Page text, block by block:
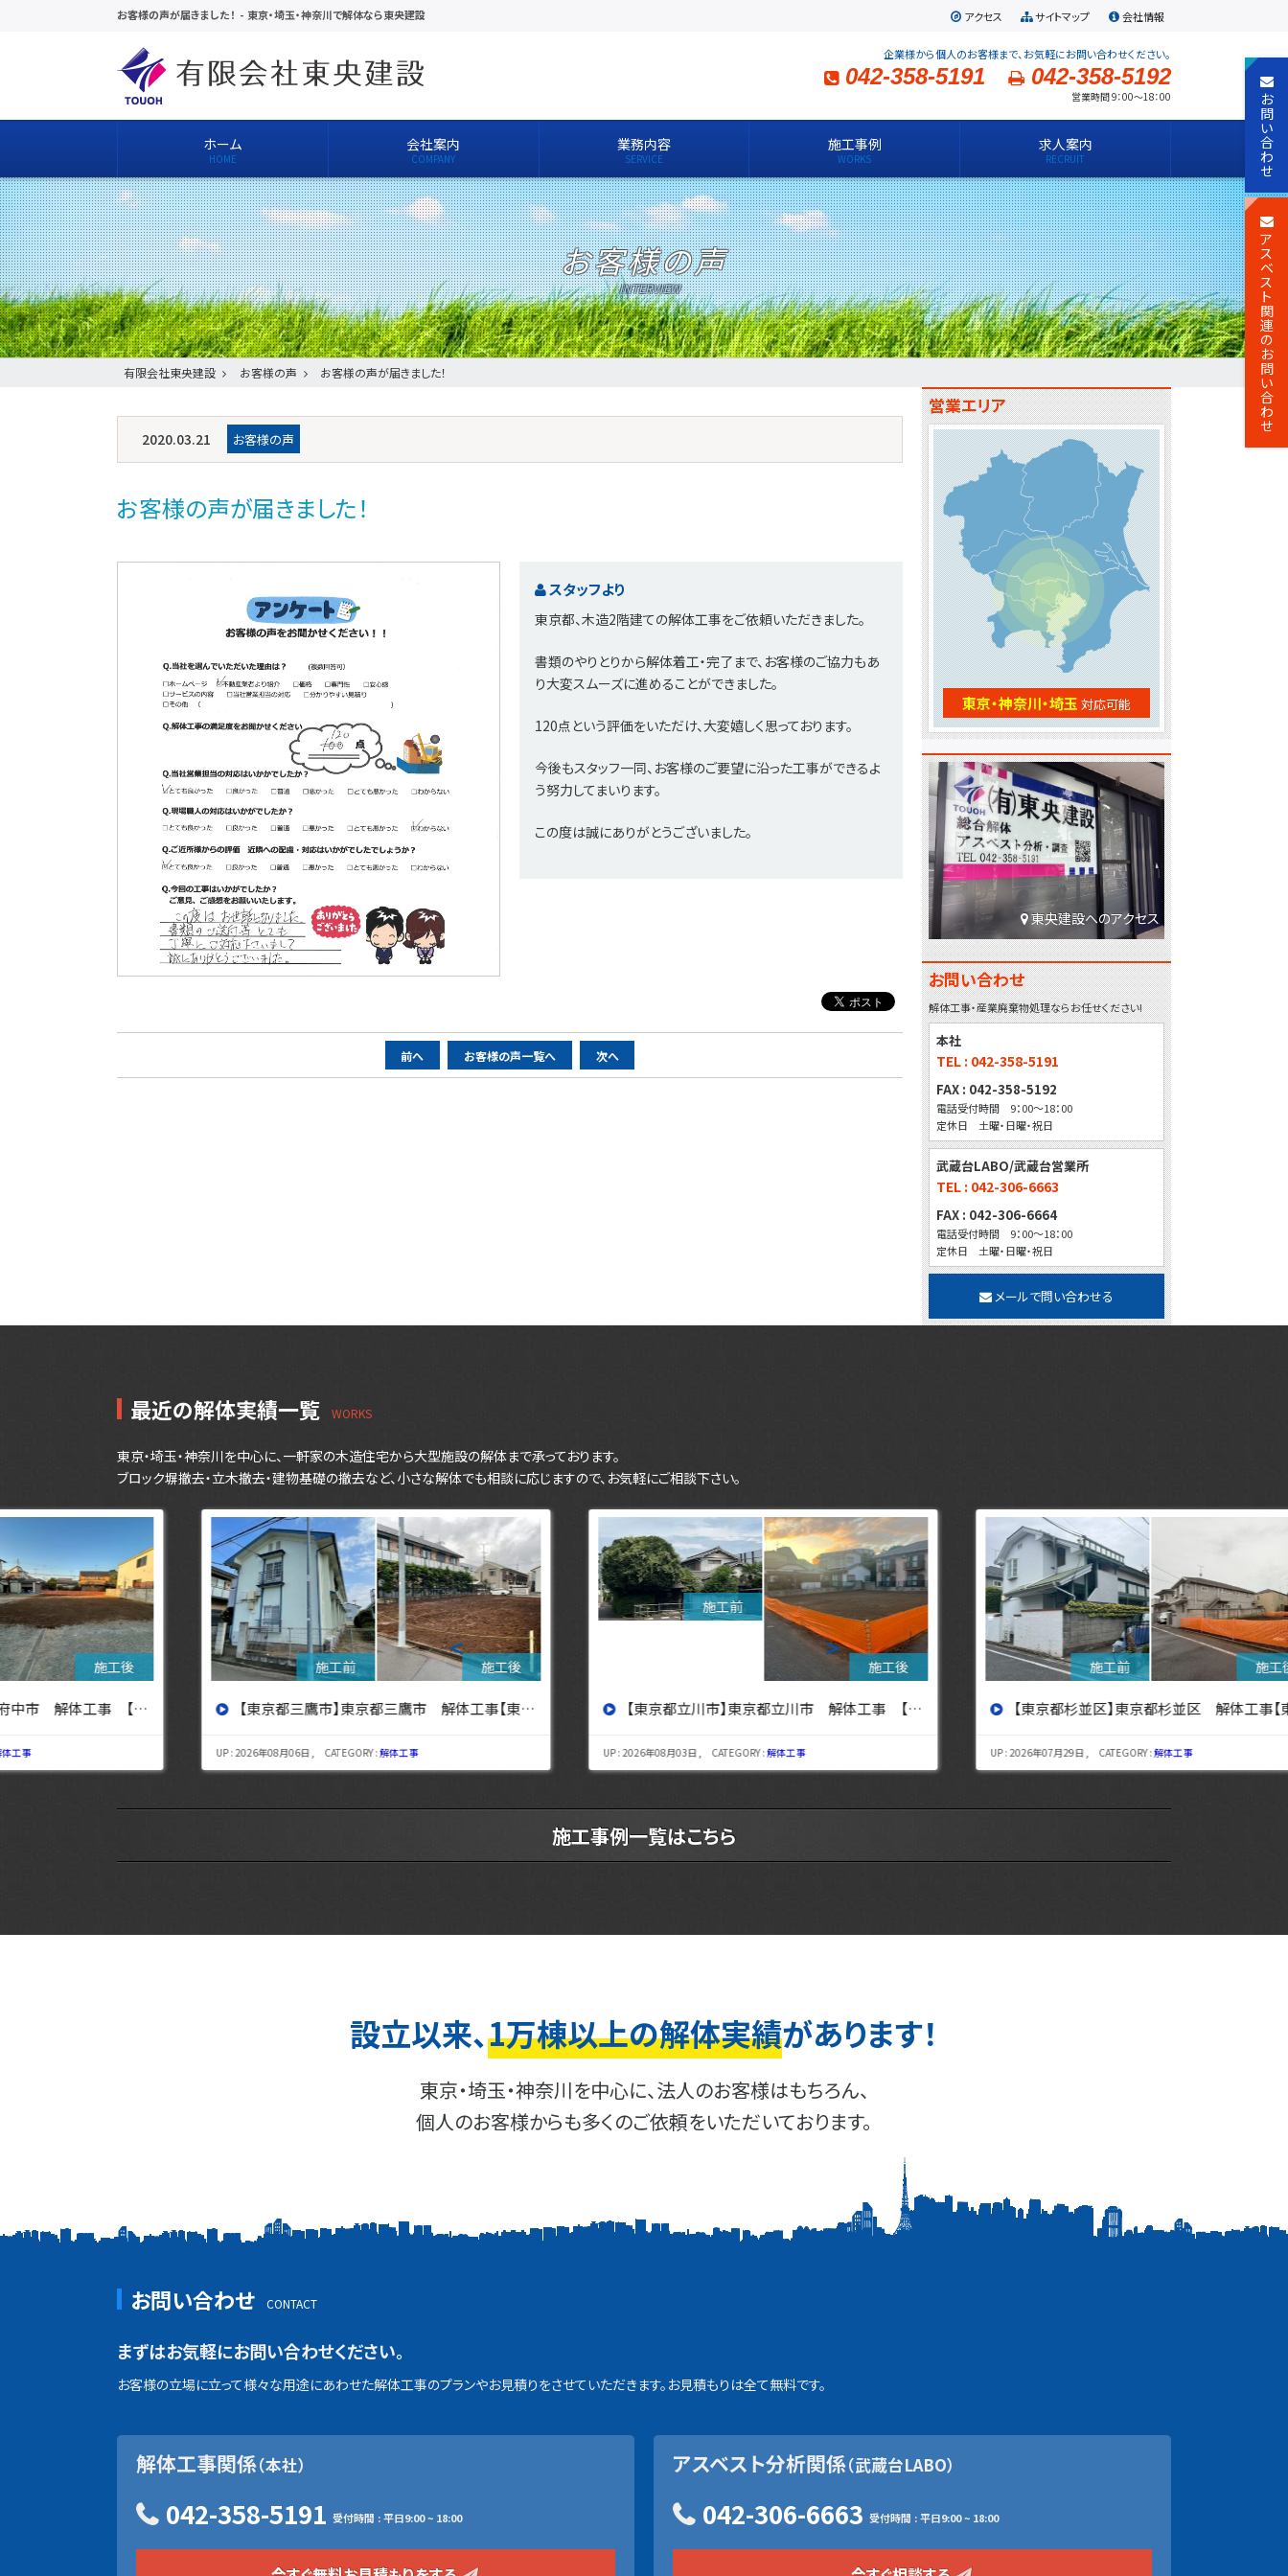
お客様の声が届きました！ - 東京・埼玉・神奈川で解体なら東央建設 アクセス サイトマップ 会社情報
企業様から個人のお客様まで、お気軽にお問い合わせください。
042-358-5191 042-358-5192
営業時間 9：00～18：00
ホーム 会社案内 業務内容 施工事例 求人案内
お客様の声
有限会社東央建設 お客様の声 お客様の声が届きました！
2020.03.21 お客様の声
お客様の声が届きました！
スタッフより
東京都、木造2階建ての解体工事をご依頼いただきました。
書類のやりとりから解体着工・完了まで、お客様のご協力もあ
り大変スムーズに進めることができました。
120点という評価をいただけ、大変嬉しく思っております。
今後もスタッフ一同、お客様のご要望に沿った工事ができるよ
う努力してまいります。
この度は誠にありがとうございました。
ー
前へ お客様の声一覧へ 次へ
営業エリア
東京・神奈川・埼玉 対応可能
東央建設へのアクセス
お問い合わせ
解体工事・産業廃棄物処理ならお任せください!
本社
TEL : 042-358-5191
FAX : 042-358-5192
電話受付時間 9：00～18：00
定休日 土曜・日曜・祝日
武蔵台LABO/武蔵台営業所
TEL : 042-306-6663
FAX : 042-306-6664
電話受付時間 9：00～18：00
定休日 土曜・日曜・祝日
メールで問い合わせる
最近の解体実績一覧
東京・埼玉・神奈川を中心に、一軒家の木造住宅から大型施設の解体まで承っております。
ブロック塀撤去・立木撤去・建物基礎の撤去など、小さな解体でも相談に応じますので、お気軽にご相談下さい。
＜
】 【東京都三鷹市】東京都三鷹市 解体工事【東京・埼玉・神奈川の解体工事なら東央建設へ】
UP : 2026年08月06日 , CATEGORY :解体工事
【東京都立川市】東京都立川市 解体工事 【東京・埼玉・神奈川の解体工事なら東央建設へ】
UP : 2026年08月03日 , CATEGORY :解体工事
【東京都杉並区】東京都杉並区 解体工事【東京・埼玉・神奈川の解体工事なら東央建設へ】
UP : 2026年07月29日 , CATEGORY :解体工事
＞
施工事例一覧はこちら
設立以来、1万棟以上の解体実績があります！
東京・埼玉・神奈川を中心に、法人のお客様はもちろん、
個人のお客様からも多くのご依頼をいただいております。
お問い合わせ
まずはお気軽にお問い合わせください。
お客様の立場に立って様々な用途にあわせた解体工事のプランやお見積りをさせていただきます。お見積もりは全て無料です。
解体工事関係（本社）
042-358-5191 受付時間 : 平日9:00 ~ 18:00
アスベスト分析関係（武蔵台LABO）
042-306-6663 受付時間 : 平日9:00 ~ 18:00
お
問
い
合
わ
せ
ア
ス
ベ
ス
ト
関
連
の
お
問
い
合
わ
せ